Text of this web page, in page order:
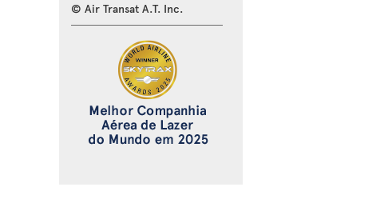
© Air Transat A.T. Inc.